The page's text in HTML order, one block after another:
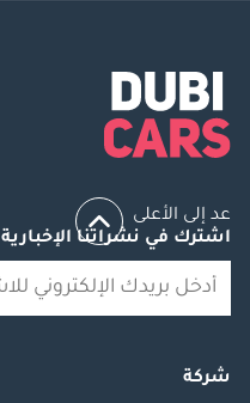
عد إلى الأعلى
اشترك في نشراتنا الإخبارية
شركة